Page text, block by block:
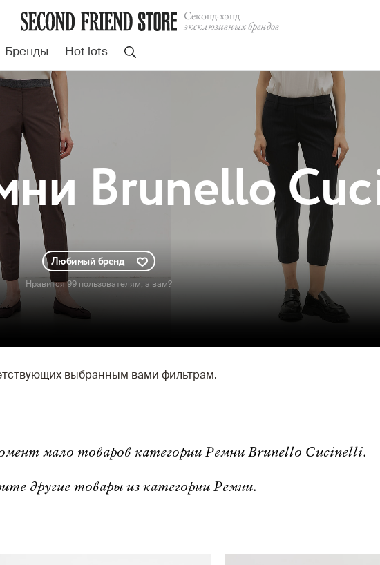
Cеконд-хэнд
эксклюзивных брендов
Бренды Hot lots
Brunello
Любимый бренд
Нравится 99 пользователям, а вам?
выбранным вами фильтрам.
мало товаров категории Ремни Brunello Cucinelli.
другие товары из категории Ремни.